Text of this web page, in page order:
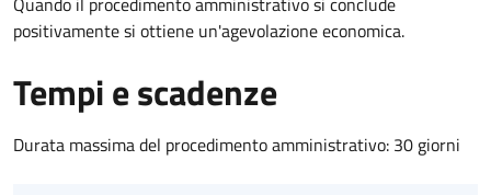
positivamente si ottiene un'agevolazione economica.
Tempi e scadenze
Durata massima del procedimento amministrativo: 30 giorni